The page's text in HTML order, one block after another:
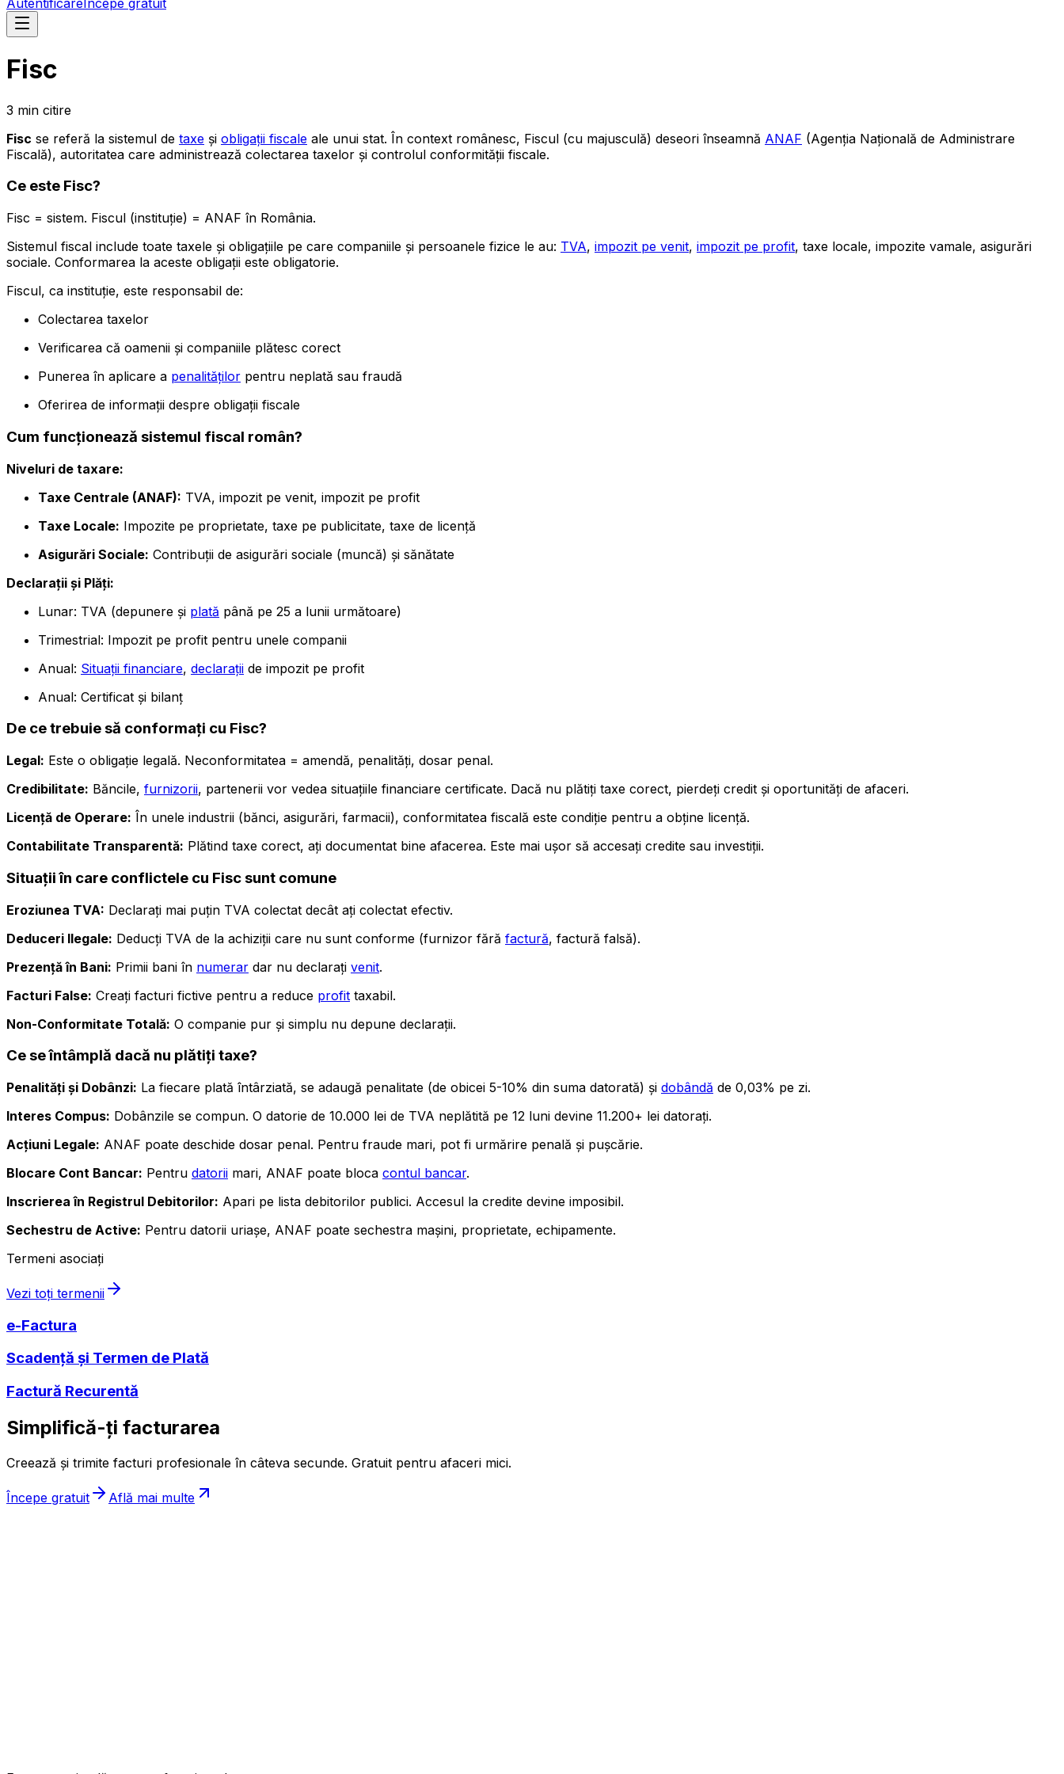
Fisc
3 min citire
Fisc se referă la sistemul de taxe și obligații fiscale ale unui stat. În context românesc, Fiscul (cu majusculă) deseori înseamnă ANAF (Agenția Națională de Administrare
Fiscală), autoritatea care administrează colectarea taxelor și controlul conformității fiscale.
Ce este Fisc?
Fisc = sistem. Fiscul (instituție) = ANAF în România.
Sistemul fiscal include toate taxele și obligațiile pe care companiile și persoanele fizice le au: TVA, impozit pe venit, impozit pe profit, taxe locale, impozite vamale, asigurări
sociale. Conformarea la aceste obligații este obligatorie.
Fiscul, ca instituție, este responsabil de:
Colectarea taxelor
Verificarea că oamenii și companiile plătesc corect
Punerea în aplicare a penalităților pentru neplată sau fraudă
Oferirea de informații despre obligații fiscale
Cum funcționează sistemul fiscal român?
Niveluri de taxare:
Taxe Centrale (ANAF): TVA, impozit pe venit, impozit pe profit
Taxe Locale: Impozite pe proprietate, taxe pe publicitate, taxe de licență
Asigurări Sociale: Contribuții de asigurări sociale (muncă) și sănătate
Declarații și Plăți:
Lunar: TVA (depunere și plată până pe 25 a lunii următoare)
Trimestrial: Impozit pe profit pentru unele companii
Anual: Situații financiare, declarații de impozit pe profit
Anual: Certificat și bilanț
De ce trebuie să conformați cu Fisc?
Legal: Este o obligație legală. Neconformitatea = amendă, penalități, dosar penal.
Credibilitate: Băncile, furnizorii, partenerii vor vedea situațiile financiare certificate. Dacă nu plătiți taxe corect, pierdeți credit și oportunități de afaceri.
Licență de Operare: În unele industrii (bănci, asigurări, farmacii), conformitatea fiscală este condiție pentru a obține licență.
Contabilitate Transparentă: Plătind taxe corect, ați documentat bine afacerea. Este mai ușor să accesați credite sau investiții.
Situații în care conflictele cu Fisc sunt comune
Eroziunea TVA: Declarați mai puțin TVA colectat decât ați colectat efectiv.
Deduceri Ilegale: Deducți TVA de la achiziții care nu sunt conforme (furnizor fără factură, factură falsă).
Prezență în Bani: Primii bani în numerar dar nu declarați venit.
Facturi False: Creați facturi fictive pentru a reduce profit taxabil.
Non-Conformitate Totală: O companie pur și simplu nu depune declarații.
Ce se întâmplă dacă nu plătiți taxe?
Penalități și Dobânzi: La fiecare plată întârziată, se adaugă penalitate (de obicei 5-10% din suma datorată) și dobândă de 0,03% pe zi.
Interes Compus: Dobânzile se compun. O datorie de 10.000 lei de TVA neplătită pe 12 luni devine 11.200+ lei datorați.
Acțiuni Legale: ANAF poate deschide dosar penal. Pentru fraude mari, pot fi urmărire penală și pușcărie.
Blocare Cont Bancar: Pentru datorii mari, ANAF poate bloca contul bancar.
Inscrierea în Registrul Debitorilor: Apari pe lista debitorilor publici. Accesul la credite devine imposibil.
Sechestru de Active: Pentru datorii uriașe, ANAF poate sechestra mașini, proprietate, echipamente.
Termeni asociați
Vezi toți termenii
e-Factura
Scadență și Termen de Plată
Factură Recurentă
Simplifică-ți facturarea
Creează și trimite facturi profesionale în câteva secunde. Gratuit pentru afaceri mici.
Începe gratuit Află mai multe